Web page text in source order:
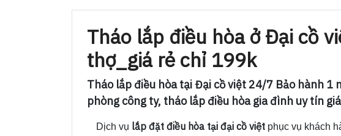
Tháo lắp điều hòa ở Đại cồ
thợ_giá rẻ chỉ 199k
Tháo lắp điều hòa tại Đại cồ việt 24/7 Bảo hành 1
phòng công ty, tháo lắp điều hòa gia đình uy tín
Dịch vụ lắp đặt điều hòa tại đại cồ việt phục vụ khách